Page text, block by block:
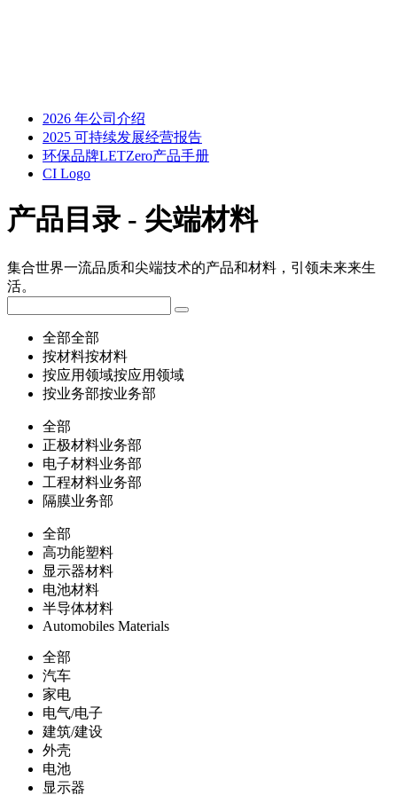
2026 年公司介绍
2025 可持续发展经营报告
环保品牌LETZero产品手册
CI Logo
产品目录 - 尖端材料
集合世界一流品质和尖端技术的产品和材料，引领未来来生
活。
全部全部
按材料按材料
按应用领域按应用领域
按业务部按业务部
全部
正极材料业务部
电子材料业务部
工程材料业务部
隔膜业务部
全部
高功能塑料
显示器材料
电池材料
半导体材料
Automobiles Materials
全部
汽车
家电
电气/电子
建筑/建设
外壳
电池
显示器